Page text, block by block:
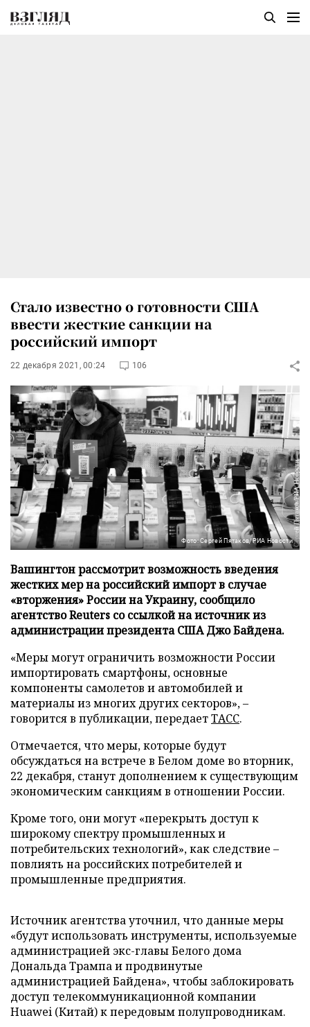
Стало известно о готовности США
ввести жесткие санкции на
российский импорт
22 декабря 2021, 00:24 106
Фото: Сергей Пятаков/РИА Новости
Вашингтон рассмотрит возможность введения
жестких мер на российский импорт в случае
«вторжения» России на Украину, сообщило
агентство Reuters со ссылкой на источник из
администрации президента США Джо Байдена.
«Меры могут ограничить возможности России
импортировать смартфоны, основные
компоненты самолетов и автомобилей и
материалы из многих других секторов», –
говорится в публикации, передаетТАСС.
Отмечается, что меры, которые будут
обсуждаться на встрече в Белом доме во вторник,
22 декабря, станут дополнением к существующим
экономическим санкциям в отношении России.
Кроме того, они могут «перекрыть доступ к
широкому спектру промышленных и
потребительских технологий», как следствие –
повлиять на российских потребителей и
промышленные предприятия.
Источник агентства уточнил, что данные меры
«будут использовать инструменты, используемые
администрацией экс-главы Белого дома
Дональда Трампа и продвинутые
администрацией Байдена», чтобы заблокировать
доступ телекоммуникационной компании
Huawei (Китай) к передовым полупроводникам.